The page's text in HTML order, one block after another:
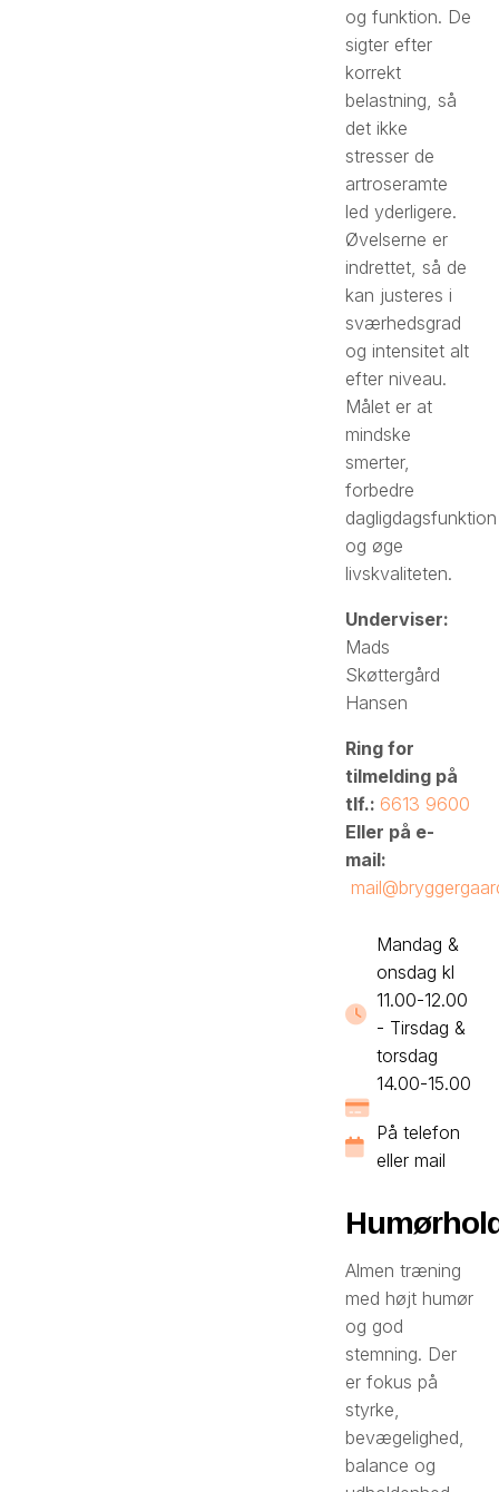
og funktion. De
sigter efter
korrekt
belastning, så
det ikke
stresser de
artroseramte
led yderligere.
Øvelserne er
indrettet, så de
kan justeres i
sværhedsgrad
og intensitet alt
efter niveau.
Målet er at
mindske
smerter,
forbedre
dagligdagsfunktion
og øge
livskvaliteten.
Underviser:​
Mads
Skøttergård
Hansen
Ring for
tilmelding på
tlf.: 6613 9600
Eller på e-
mail:
Mandag &
onsdag kl
11.00-12.00
- Tirsdag &
torsdag
14.00-15.00
På telefon
eller mail
Almen træning
med højt humør
og god
stemning. Der
er fokus på
styrke,
bevægelighed,
balance og